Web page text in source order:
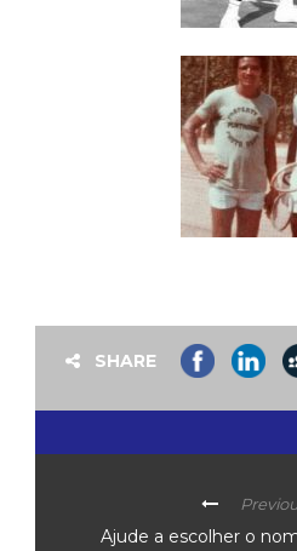
SHARE
Ajude a escolher o